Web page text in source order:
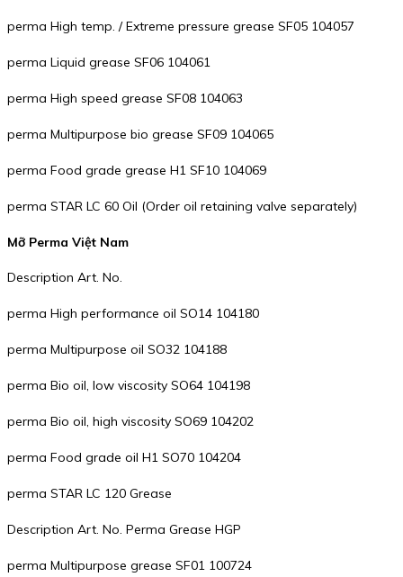
perma High temp. / Extreme pressure grease SF05 104057
perma Liquid grease SF06 104061
perma High speed grease SF08 104063
perma Multipurpose bio grease SF09 104065
perma Food grade grease H1 SF10 104069
perma STAR LC 60 Oil (Order oil retaining valve separately)
Mỡ Perma Việt Nam
Description Art. No.
perma High performance oil SO14 104180
perma Multipurpose oil SO32 104188
perma Bio oil, low viscosity SO64 104198
perma Bio oil, high viscosity SO69 104202
perma Food grade oil H1 SO70 104204
perma STAR LC 120 Grease
Description Art. No. Perma Grease HGP
perma Multipurpose grease SF01 100724